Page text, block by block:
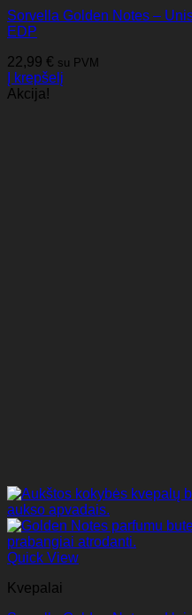
Sorvella Golden Notes –
EDP
22,99 € su PVM
Į krepšelį
Akcija!
Quick View
Kvepalai